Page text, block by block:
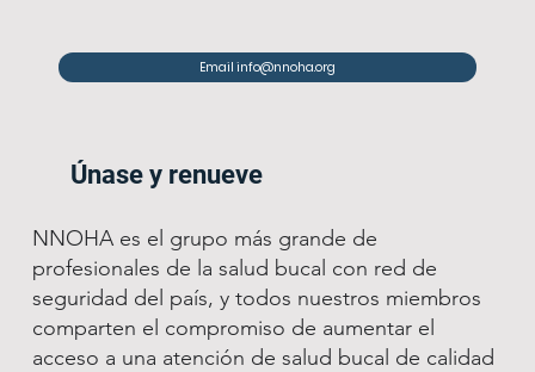
Email info@nnoha.org
Únase y renueve
NNOHA es el grupo más grande de
profesionales de la salud bucal con red de
seguridad del país, y todos nuestros miembros
comparten el compromiso de aumentar el
acceso a una atención de salud bucal de calidad